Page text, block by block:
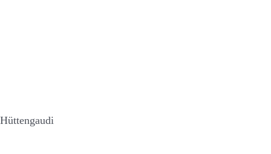
Hüttengaudi